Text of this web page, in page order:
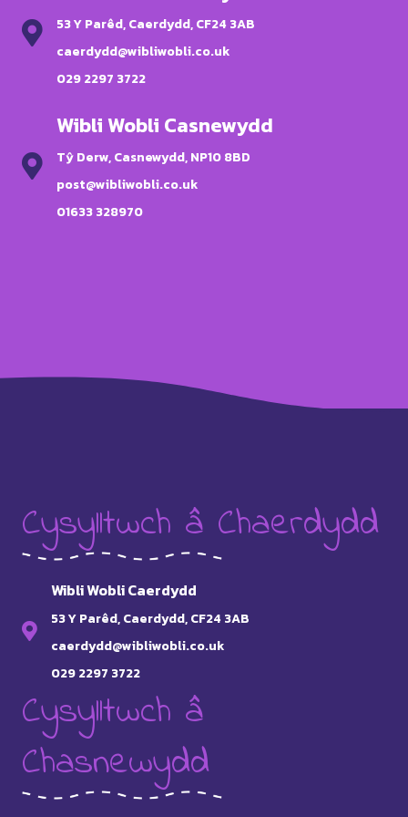
53 Y Parêd, Caerdydd, CF24 3AB
caerdydd@wibliwobli.co.uk
029 2297 3722
Wibli Wobli Casnewydd
Tŷ Derw, Casnewydd, NP10 8BD
post@wibliwobli.co.uk
01633 328970
Cysylltwch â Chaerdydd
Wibli Wobli Caerdydd
53 Y Parêd, Caerdydd, CF24 3AB
caerdydd@wibliwobli.co.uk
029 2297 3722
Cysylltwch â
Chasnewydd